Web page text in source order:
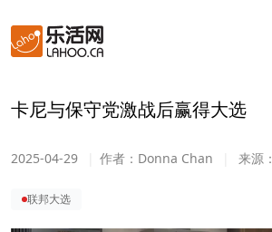
卡尼与保守党激战后赢得大选
2025-04-29 作者： Donna Chan 来源：
联邦大选